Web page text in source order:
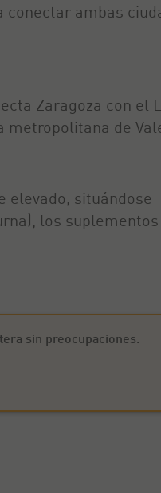
ambas
Zaragoza con el
metropolitana de
elevado, situándose
los
sin preocupaciones.